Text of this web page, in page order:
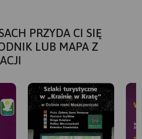
PRZYDA CI SIĘ
LUB MAPA Z